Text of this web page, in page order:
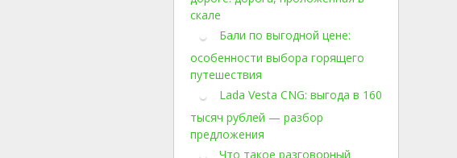
скале
Бали по выгодной цене:
особенности выбора горящего
путешествия
Lada Vesta CNG: выгода в 160
тысяч рублей — разбор
предложения
Что такое разговорный